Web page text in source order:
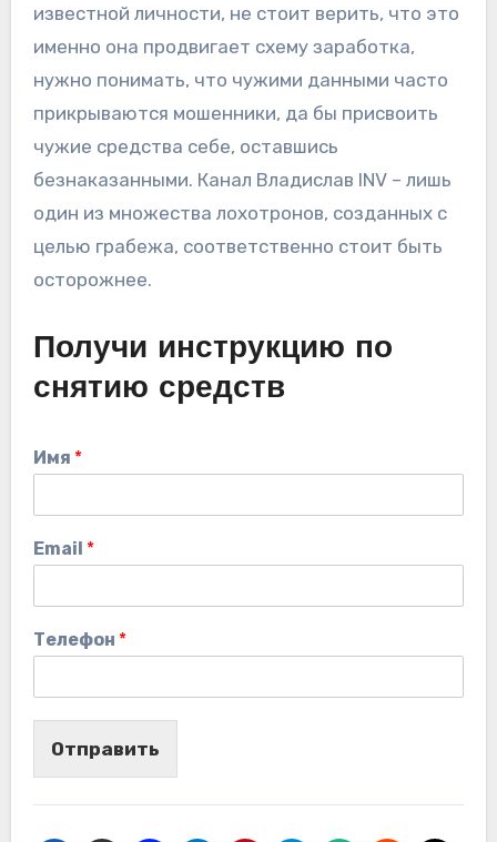
известной личности, не стоит верить, что это
именно она продвигает схему заработка,
нужно понимать, что чужими данными часто
прикрываются мошенники, да бы присвоить
чужие средства себе, оставшись
безнаказанными. Канал Владислав INV – лишь
один из множества лохотронов, созданных с
целью грабежа, соответственно стоит быть
осторожнее.
Получи инструкцию по
снятию средств
Имя *
Email *
Телефон *
Отправить